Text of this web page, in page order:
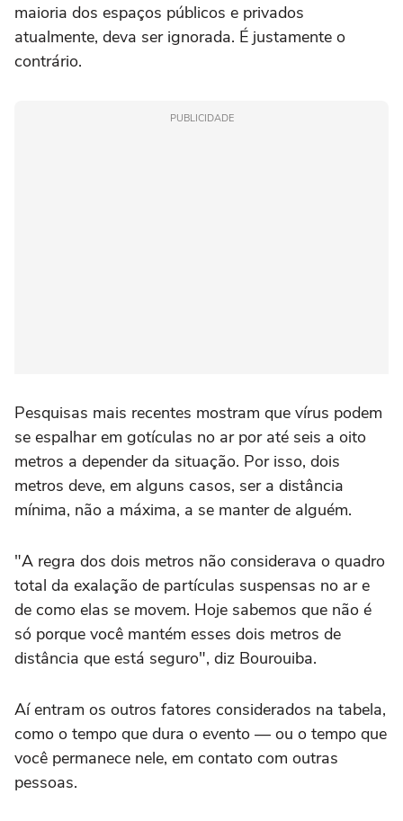
maioria dos espaços públicos e privados
atualmente, deva ser ignorada. É justamente o
contrário.
PUBLICIDADE
Pesquisas mais recentes mostram que vírus podem
se espalhar em gotículas no ar por até seis a oito
metros a depender da situação. Por isso, dois
metros deve, em alguns casos, ser a distância
mínima, não a máxima, a se manter de alguém.
"A regra dos dois metros não considerava o quadro
total da exalação de partículas suspensas no ar e
de como elas se movem. Hoje sabemos que não é
só porque você mantém esses dois metros de
distância que está seguro", diz Bourouiba.
Aí entram os outros fatores considerados na tabela,
como o tempo que dura o evento — ou o tempo que
você permanece nele, em contato com outras
pessoas.